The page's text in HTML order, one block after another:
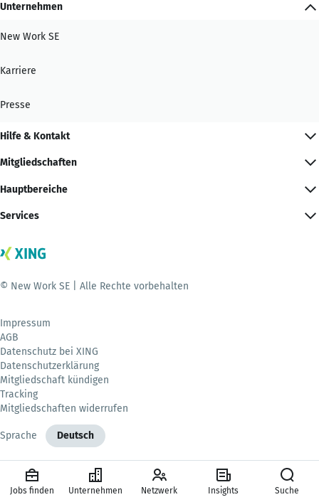
Unternehmen
New Work SE
Karriere
Presse
Hilfe & Kontakt
Mitgliedschaften
Hauptbereiche
Services
© New Work SE | Alle Rechte vorbehalten
Impressum
AGB
Datenschutz bei XING
Datenschutzerklärung
Mitgliedschaft kündigen
Tracking
Mitgliedschaften widerrufen
Sprache Deutsch
Jobs finden Unternehmen Netzwerk Insights Suche